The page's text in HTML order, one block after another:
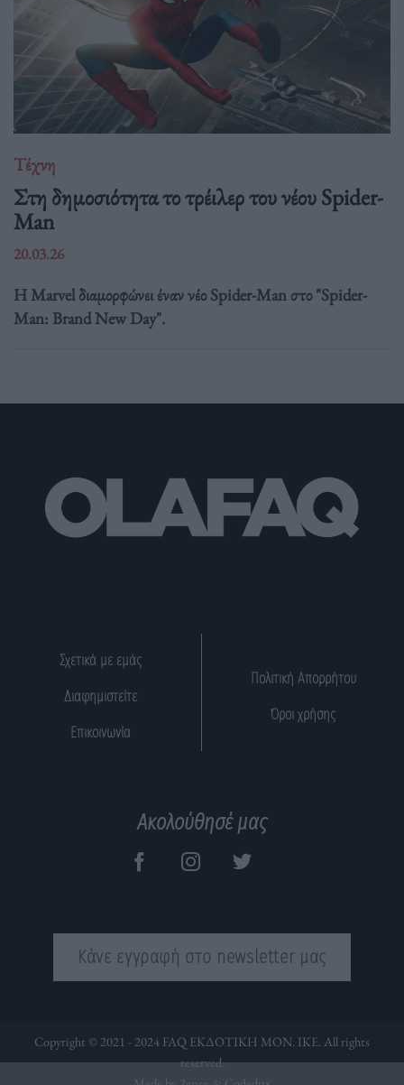
Τέχνη
Στη δημοσιότητα το τρέιλερ του νέου Spider-
Man
20.03.26
Η Marvel διαμορφώνει έναν νέο Spider-Man στο "Spider-
Man: Brand New Day".
Σχετικά με εμάς
Διαφημιστείτε
Επικοινωνία
Πολιτική Απορρήτου
Όροι χρήσης
Ακολούθησέ μας
Κάνε εγγραφή στο newsletter μας
Copyright © 2021 - 2024 FAQ ΕΚΔΟΤΙΚΗ ΜΟΝ. ΙΚΕ. All rights
reserved.